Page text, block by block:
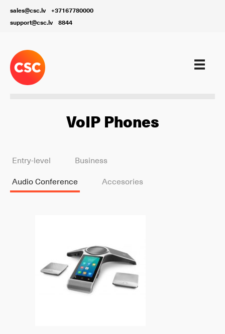
sales@csc.lv
+37167780000
support@csc.lv
8844
VoIP Phones
Entry-level
Business
Audio Conference
Accesories